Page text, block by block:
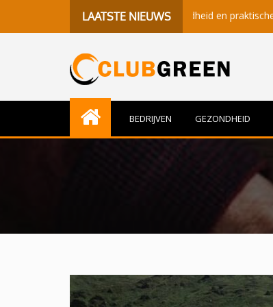
LAATSTE NIEUWS
momenten, gezondheid en praktische keuzes
BEDRIJVEN GEZONDHEID